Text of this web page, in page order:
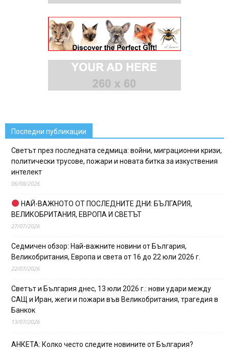
Последни публикации
Светът през последната седмица: войни, миграционни кризи,
политически трусове, пожари и новата битка за изкуствения
интелект
06/08/2026
НАЙ-ВАЖНОТО ОТ ПОСЛЕДНИТЕ ДНИ: БЪЛГАРИЯ,
ВЕЛИКОБРИТАНИЯ, ЕВРОПА И СВЕТЪТ
27/07/2026
Седмичен обзор: Най-важните новини от България,
Великобритания, Европа и света от 16 до 22 юли 2026 г.
22/07/2026
Светът и България днес, 13 юли 2026 г.: нови удари между
САЩ и Иран, жеги и пожари във Великобритания, трагедия в
Банкок
13/07/2026
АНКЕТА: Колко често следите новините от България?